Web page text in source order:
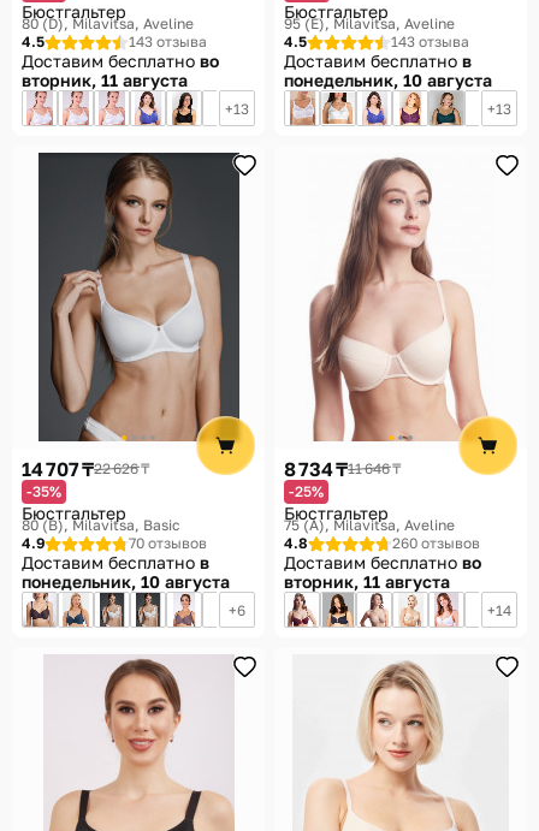
Бюстгальтер
80 (D) Milavitsa, Aveline
4.5
143 отзыва
Доставим бесплатно во
вторник, 11 августа
13
Бюстгальтер
95 (E) Milavitsa, Aveline
4.5
143 отзыва
Доставим бесплатно в
понедельник, 10 августа
13
14 707 ₸22 626 ₸
-35%
Бюстгальтер
80 (B) Milavitsa, Basic
4.9
70 отзывов
Доставим бесплатно в
понедельник, 10 августа
6
8 734 ₸11 646 ₸
-25%
Бюстгальтер
75 (A) Milavitsa, Aveline
4.8
260 отзывов
Доставим бесплатно во
вторник, 11 августа
14